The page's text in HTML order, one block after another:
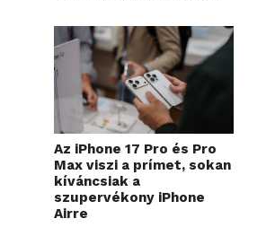
Az iPhone 17 Pro és Pro
Max viszi a prímet, sokan
kíváncsiak a
szupervékony iPhone
Airre